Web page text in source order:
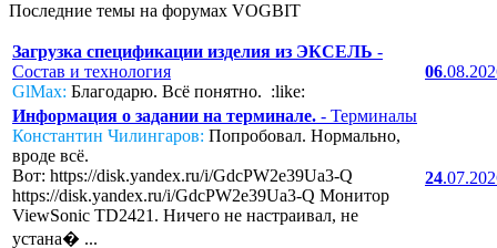
Последние темы на форумах VOGBIT
Загрузка спецификации изделия из ЭКСЕЛЬ -
Состав и технология
GlMax: Благодарю. Всё понятно. :like:
06
Информация о задании на терминале. - Терминалы
Константин Чилингаров: Попробовал. Нормально,
вроде всё.
Вот: https://disk.yandex.ru/i/GdcPW2e39Ua3-Q
https://disk.yandex.ru/i/GdcPW2e39Ua3-Q Монитор
ViewSonic TD2421. Ничего не настраивал, не
устана� ...
24